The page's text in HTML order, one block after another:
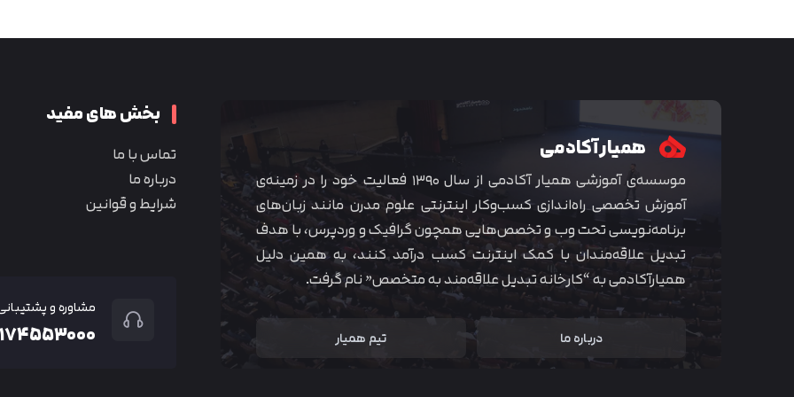
همیار آکادمی
موسسه‌ی آموزشی همیار آکادمی از سال ۱۳۹۰ فعالیت خود را در زمینه‌ی
آموزش تخصصی راه‌اندازی کسب‌و‌کار اینترنتی علوم مدرن مانند زبان‌های
برنامه‌نویسی تحت وب و تخصص‌هایی همچون گرافیک و وردپرس، با هدف
تبدیل علاقه‌مندان با کمک اینترنت کسب درآمد کنند، به همین دلیل
همیارآکادمی به “کارخانه تبدیل علاقه‌مند به متخصص” نام گرفت.
درباره ما تیم همیار
بخش های مفید
تماس با ما
درباره ما
شرایط و قوانین
مشاوره و